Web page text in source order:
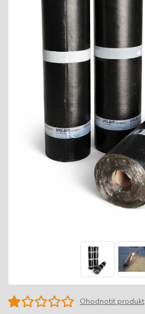
Ohodnotit produkt